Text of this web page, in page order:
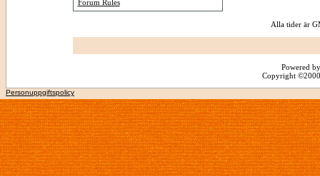
Forum Rules
Alla tider är
Powered
Copyright
Personuppgiftspolicy